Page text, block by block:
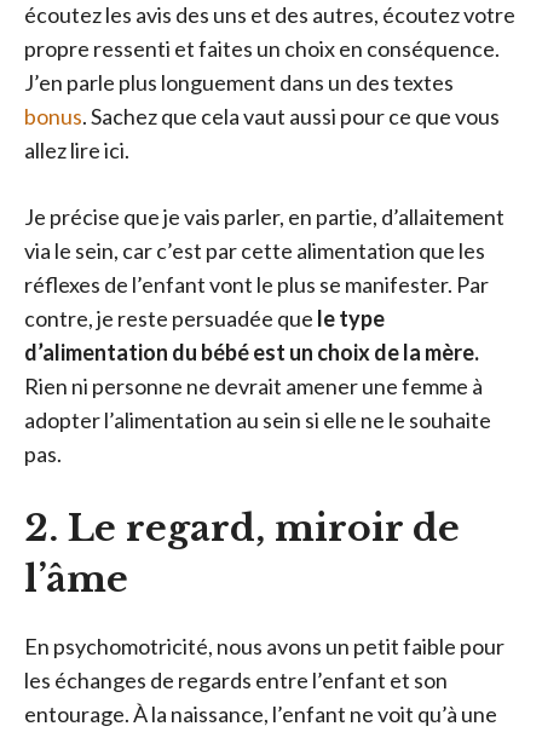
écoutez les avis des uns et des autres, écoutez votre
propre ressenti et faites un choix en conséquence.
J’en parle plus longuement dans un des textes
bonus. Sachez que cela vaut aussi pour ce que vous
allez lire ici.
Je précise que je vais parler, en partie, d’allaitement
via le sein, car c’est par cette alimentation que les
réflexes de l’enfant vont le plus se manifester. Par
contre, je reste persuadée que le type
d’alimentation du bébé est un choix de la mère.
Rien ni personne ne devrait amener une femme à
adopter l’alimentation au sein si elle ne le souhaite
pas.
2. Le regard, miroir de
l’âme
En psychomotricité, nous avons un petit faible pour
les échanges de regards entre l’enfant et son
entourage. À la naissance, l’enfant ne voit qu’à une